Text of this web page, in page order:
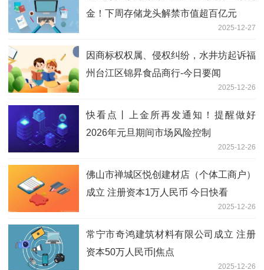
金！下周存储龙头解禁市值超百亿元
2025-12-27
因商标权权属、侵权纠纷，水井坊起诉福
州台江区锦昇食品商行-今日要闻
2025-12-26
快看点丨上金所再发通知！提醒做好
2026年元旦期间市场风险控制
2025-12-26
佛山市禅城区悦创建材店（个体工商户）
成立 注册资本1万人民币 今日快看
2025-12-26
常宁市奇鸿建筑材料有限公司成立 注册
资本50万人民币|焦点
2025-12-26